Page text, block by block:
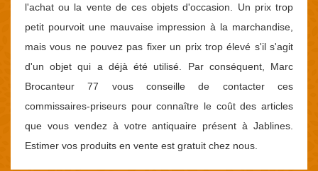
l'achat ou la vente de ces objets d'occasion. Un prix trop
petit pourvoit une mauvaise impression à la marchandise,
mais vous ne pouvez pas fixer un prix trop élevé s'il s'agit
d'un objet qui a déjà été utilisé. Par conséquent, Marc
Brocanteur 77 vous conseille de contacter ces
commissaires-priseurs pour connaître le coût des articles
que vous vendez à votre antiquaire présent à Jablines.
Estimer vos produits en vente est gratuit chez nous.